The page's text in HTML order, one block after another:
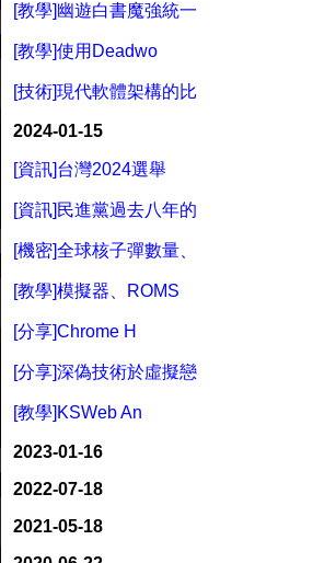
[教學]幽遊白書魔強統一
[教學]使用Deadwo
[技術]現代軟體架構的比
2024-01-15
[資訊]台灣2024選舉
[資訊]民進黨過去八年的
[機密]全球核子彈數量、
[教學]模擬器、ROMS
[分享]Chrome H
[分享]深偽技術於虛擬戀
[教學]KSWeb An
2023-01-16
2022-07-18
2021-05-18